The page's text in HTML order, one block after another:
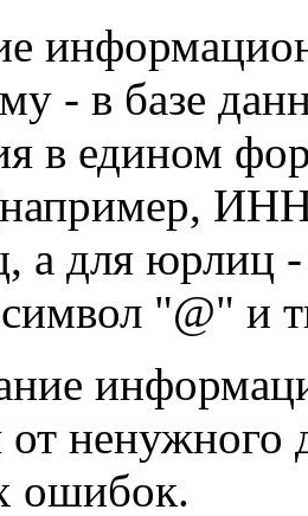
- в базе
в едином
а для юрлиц
"@" и
от
ошибок.